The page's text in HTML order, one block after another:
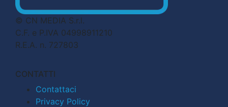
© CN MEDIA S.r.l.
C.F. e P.IVA 04998911210
R.E.A. n. 727803
CONTATTI
Contattaci
Privacy Policy